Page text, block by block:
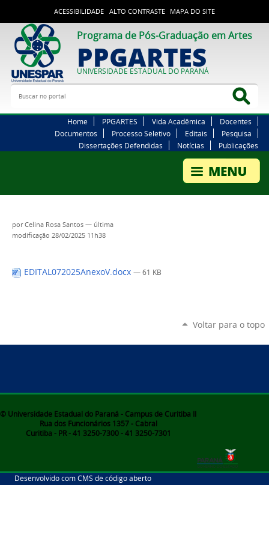
ACESSIBILIDADE ALTO CONTRASTE MAPA DO SITE
Programa de Pós-Graduação em Artes
PPGARTES
UNIVERSIDADE ESTADUAL DO PARANÁ
Buscar no portal
Home PPGARTES Vida Acadêmica
Docentes
Documentos
Processo Seletivo Editais
Pesquisa
Dissertações Defendidas
Notícias Publicações
porCelina Rosa Santos — última
modificação 28/02/2025 11h38
EDITAL072025AnexoV.docx — 61 KB
Voltar para o topo
© Universidade Estadual do Paraná - Campus de Curitiba II
Rua dos Funcionários 1357 - Cabral
Curitiba - PR - 41 3250-7300 - 41 3250-7301
Desenvolvido com CMS de código aberto